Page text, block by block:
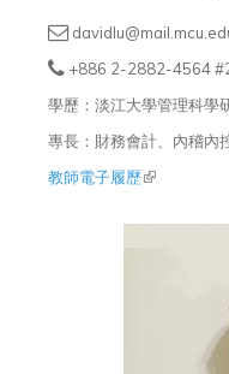
+886 2-2882-4564
學歷：淡江大學管理科學
專長：財務會計、內稽內
教師電子履歷(link is